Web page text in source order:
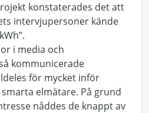
konstaterades det att
intervjupersoner kände
i media och
kommunicerade
för mycket inför
elmätare. På grund
nåddes de knappt av